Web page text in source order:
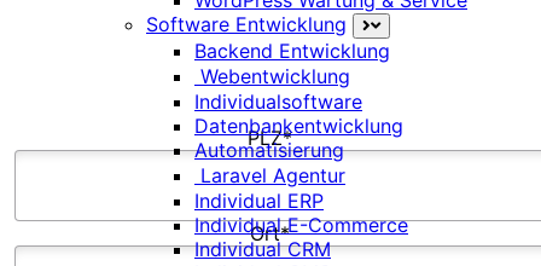
Software Entwicklung
Backend Entwicklung
Webentwicklung
Individualsoftware
Datenbankentwicklung
Automatisierung
Laravel Agentur
Individual ERP
Individual E-Commerce
Individual CRM
Straße & Hausnummer*
PLZ*
Ort*